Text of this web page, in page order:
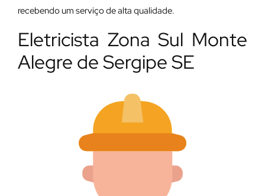
recebendo um serviço de alta qualidade.
Eletricista Zona Sul Monte
Alegre de Sergipe SE